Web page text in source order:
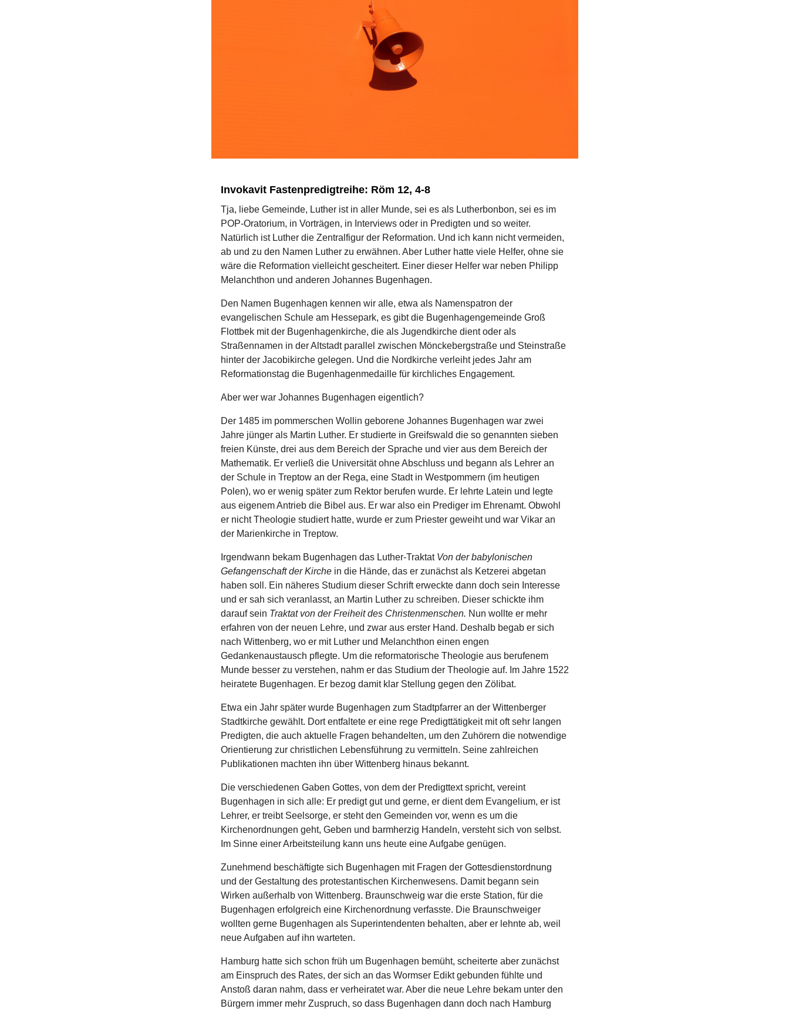
Invokavit Fastenpredigtreihe: Röm 12, 4-8
Tja, liebe Gemeinde, Luther ist in aller Munde, sei es als Lutherbonbon, sei es im
POP-Oratorium, in Vorträgen, in Interviews oder in Predigten und so weiter.
Natürlich ist Luther die Zentralfigur der Reformation. Und ich kann nicht vermeiden,
ab und zu den Namen Luther zu erwähnen. Aber Luther hatte viele Helfer, ohne sie
wäre die Reformation vielleicht gescheitert. Einer dieser Helfer war neben Philipp
Melanchthon und anderen Johannes Bugenhagen.
Den Namen Bugenhagen kennen wir alle, etwa als Namenspatron der
evangelischen Schule am Hessepark, es gibt die Bugenhagengemeinde Groß
Flottbek mit der Bugenhagenkirche, die als Jugendkirche dient oder als
Straßennamen in der Altstadt parallel zwischen Mönckebergstraße und Steinstraße
hinter der Jacobikirche gelegen. Und die Nordkirche verleiht jedes Jahr am
Reformationstag die Bugenhagenmedaille für kirchliches Engagement.
Aber wer war Johannes Bugenhagen eigentlich?
Der 1485 im pommerschen Wollin geborene Johannes Bugenhagen war zwei
Jahre jünger als Martin Luther. Er studierte in Greifswald die so genannten sieben
freien Künste, drei aus dem Bereich der Sprache und vier aus dem Bereich der
Mathematik. Er verließ die Universität ohne Abschluss und begann als Lehrer an
der Schule in Treptow an der Rega, eine Stadt in Westpommern (im heutigen
Polen), wo er wenig später zum Rektor berufen wurde. Er lehrte Latein und legte
aus eigenem Antrieb die Bibel aus. Er war also ein Prediger im Ehrenamt. Obwohl
er nicht Theologie studiert hatte, wurde er zum Priester geweiht und war Vikar an
der Marienkirche in Treptow.
Irgendwann bekam Bugenhagen das Luther-Traktat Von der babylonischen
Gefangenschaft der Kirche in die Hände, das er zunächst als Ketzerei abgetan
haben soll. Ein näheres Studium dieser Schrift erweckte dann doch sein Interesse
und er sah sich veranlasst, an Martin Luther zu schreiben. Dieser schickte ihm
darauf sein Traktat von der Freiheit des Christenmenschen. Nun wollte er mehr
erfahren von der neuen Lehre, und zwar aus erster Hand. Deshalb begab er sich
nach Wittenberg, wo er mit Luther und Melanchthon einen engen
Gedankenaustausch pflegte. Um die reformatorische Theologie aus berufenem
Munde besser zu verstehen, nahm er das Studium der Theologie auf. Im Jahre 1522
heiratete Bugenhagen. Er bezog damit klar Stellung gegen den Zölibat.
Etwa ein Jahr später wurde Bugenhagen zum Stadtpfarrer an der Wittenberger
Stadtkirche gewählt. Dort entfaltete er eine rege Predigttätigkeit mit oft sehr langen
Predigten, die auch aktuelle Fragen behandelten, um den Zuhörern die notwendige
Orientierung zur christlichen Lebensführung zu vermitteln. Seine zahlreichen
Publikationen machten ihn über Wittenberg hinaus bekannt.
Die verschiedenen Gaben Gottes, von dem der Predigttext spricht, vereint
Bugenhagen in sich alle: Er predigt gut und gerne, er dient dem Evangelium, er ist
Lehrer, er treibt Seelsorge, er steht den Gemeinden vor, wenn es um die
Kirchenordnungen geht, Geben und barmherzig Handeln, versteht sich von selbst.
Im Sinne einer Arbeitsteilung kann uns heute eine Aufgabe genügen.
Zunehmend beschäftigte sich Bugenhagen mit Fragen der Gottesdienstordnung
und der Gestaltung des protestantischen Kirchenwesens. Damit begann sein
Wirken außerhalb von Wittenberg. Braunschweig war die erste Station, für die
Bugenhagen erfolgreich eine Kirchenordnung verfasste. Die Braunschweiger
wollten gerne Bugenhagen als Superintendenten behalten, aber er lehnte ab, weil
neue Aufgaben auf ihn warteten.
Hamburg hatte sich schon früh um Bugenhagen bemüht, scheiterte aber zunächst
am Einspruch des Rates, der sich an das Wormser Edikt gebunden fühlte und
Anstoß daran nahm, dass er verheiratet war. Aber die neue Lehre bekam unter den
Bürgern immer mehr Zuspruch, so dass Bugenhagen dann doch nach Hamburg